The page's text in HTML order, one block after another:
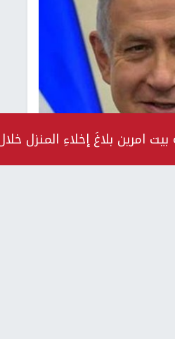
المنزل خلال 72 ساعة تمهيداً